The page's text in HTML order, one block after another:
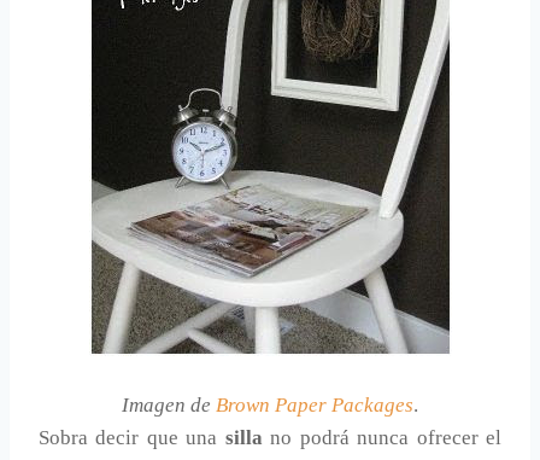
Imagen de Brown Paper Packages.
Sobra decir que una silla no podrá nunca ofrecer el